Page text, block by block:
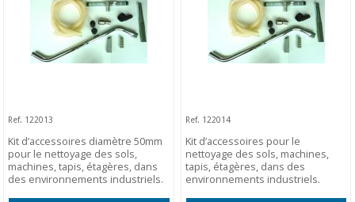
Ref. 122013
Kit d’accessoires diamètre 50mm
pour le nettoyage des sols,
machines, tapis, étagères, dans
des environnements industriels.
Ref. 122014
Kit d’accessoires pour le
nettoyage des sols, machines,
tapis, étagères, dans des
environnements industriels.